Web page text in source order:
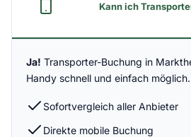
Kann ich
Ja! Transporter-Buchung in
Handy schnell und einfach möglich.
Sofortvergleich aller Anbieter
Direkte mobile Buchung